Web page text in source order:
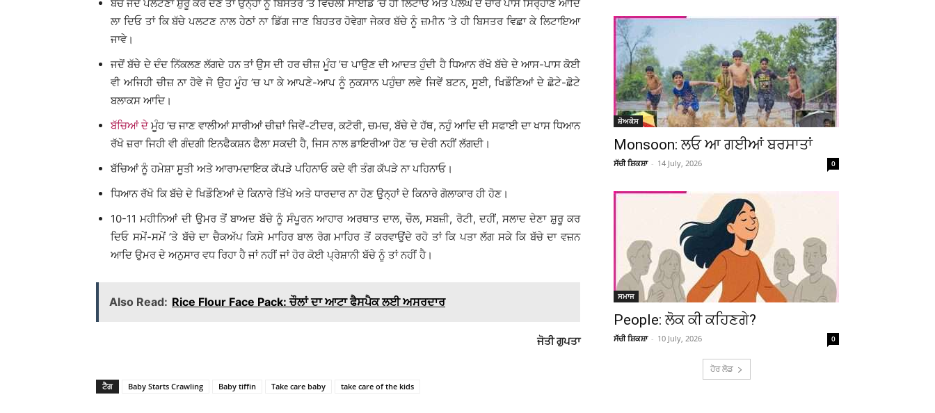
ਬੱਚੇ ਜਦੋਂ ਪਲਟਣਾ ਸ਼ੁਰੂ ਕਰ ਦੇਣ ਤਾਂ ਉਨ੍ਹਾਂ ਨੂੰ ਬਿਸਤਰ ’ਤੇ ਵਿਚਲੀ ਸਾਈਡ ’ਚ ਹੀ ਲਿਟਾਓ ਅਤੇ ਪਲੰਘ ਦੇ ਚਾਰੇ ਪਾਸੇ ਸਿਰ੍ਹਾਣੇ ਆਦਿ
ਲਾ ਦਿਓ ਤਾਂ ਕਿ ਬੱਚੇ ਪਲਟਣ ਨਾਲ ਹੇਠਾਂ ਨਾ ਡਿੱਗ ਜਾਣ ਬਿਹਤਰ ਹੋਵੇਗਾ ਜੇਕਰ ਬੱਚੇ ਨੂੰ ਜ਼ਮੀਨ ’ਤੇ ਹੀ ਬਿਸਤਰ ਵਿਛਾ ਕੇ ਲਿਟਾਇਆ
ਜਾਵੇ।
ਜਦੋਂ ਬੱਚੇ ਦੇ ਦੰਦ ਨਿੱਕਲਣ ਲੱਗਦੇ ਹਨ ਤਾਂ ਉਸ ਦੀ ਹਰ ਚੀਜ਼ ਮੂੰਹ ’ਚ ਪਾਉਣ ਦੀ ਆਦਤ ਹੁੰਦੀ ਹੈ ਧਿਆਨ ਰੱਖੋ ਬੱਚੇ ਦੇ ਆਸ-ਪਾਸ ਕੋਈ
ਵੀ ਅਜਿਹੀ ਚੀਜ਼ ਨਾ ਹੋਵੇ ਜੋ ਉਹ ਮੂੰਹ ’ਚ ਪਾ ਕੇ ਆਪਣੇ-ਆਪ ਨੂੰ ਨੁਕਸਾਨ ਪਹੁੰਚਾ ਲਵੇ ਜਿਵੇਂ ਬਟਨ, ਸੂਈ, ਖਿਡੌਣਿਆਂ ਦੇ ਛੋਟੇ-ਛੋਟੇ
ਬਲਾਕਸ ਆਦਿ।
ਬੱਚਿਆਂ ਦੇ ਮੂੰਹ ’ਚ ਜਾਣ ਵਾਲੀਆਂ ਸਾਰੀਆਂ ਚੀਜ਼ਾਂ ਜਿਵੇਂ-ਟੀਦਰ, ਕਟੋਰੀ, ਚਮਚ, ਬੱਚੇ ਦੇ ਹੱਥ, ਨਹੁੰ ਆਦਿ ਦੀ ਸਫਾਈ ਦਾ ਖਾਸ ਧਿਆਨ
ਰੱਖੋ ਜ਼ਰਾ ਜਿਹੀ ਵੀ ਗੰਦਗੀ ਇਨਫੈਕਸ਼ਨ ਫੈਲਾ ਸਕਦੀ ਹੈ, ਜਿਸ ਨਾਲ ਡਾਇਰੀਆ ਹੋਣ ’ਚ ਦੇਰੀ ਨਹੀਂ ਲੱਗਦੀ।
ਬੱਚਿਆਂ ਨੂੰ ਹਮੇਸ਼ਾ ਸੂਤੀ ਅਤੇ ਆਰਾਮਦਾਇਕ ਕੱਪੜੇ ਪਹਿਨਾਓ ਕਦੇ ਵੀ ਤੰਗ ਕੱਪੜੇ ਨਾ ਪਹਿਨਾਓ।
ਧਿਆਨ ਰੱਖੋ ਕਿ ਬੱਚੇ ਦੇ ਖਿਡੌਣਿਆਂ ਦੇ ਕਿਨਾਰੇ ਤਿੱਖੇ ਅਤੇ ਧਾਰਦਾਰ ਨਾ ਹੋਣ ਉਨ੍ਹਾਂ ਦੇ ਕਿਨਾਰੇ ਗੋਲਾਕਾਰ ਹੀ ਹੋਣ।
10-11 ਮਹੀਨਿਆਂ ਦੀ ਉਮਰ ਤੋਂ ਬਾਅਦ ਬੱਚੇ ਨੂੰ ਸੰਪੂਰਨ ਆਹਾਰ ਅਰਥਾਤ ਦਾਲ, ਚੌਲ, ਸਬਜ਼ੀ, ਰੋਟੀ, ਦਹੀਂ, ਸਲਾਦ ਦੇਣਾ ਸ਼ੁਰੂ ਕਰ
ਦਿਓ ਸਮੇਂ-ਸਮੇਂ ’ਤੇ ਬੱਚੇ ਦਾ ਚੈਕਅੱਪ ਕਿਸੇ ਮਾਹਿਰ ਬਾਲ ਰੋਗ ਮਾਹਿਰ ਤੋਂ ਕਰਵਾਉਂਦੇ ਰਹੋ ਤਾਂ ਕਿ ਪਤਾ ਲੱਗ ਸਕੇ ਕਿ ਬੱਚੇ ਦਾ ਵਜ਼ਨ
ਆਦਿ ਉਮਰ ਦੇ ਅਨੁਸਾਰ ਵਧ ਰਿਹਾ ਹੈ ਜਾਂ ਨਹੀਂ ਜਾਂ ਹੋਰ ਕੋਈ ਪ੍ਰੇਸ਼ਾਨੀ ਬੱਚੇ ਨੂੰ ਤਾਂ ਨਹੀਂ ਹੈ।
Also Read: Rice Flour Face Pack: ਚੌਲਾਂ ਦਾ ਆਟਾ ਫੈਸਪੈਕ ਲਈ ਅਸਰਦਾਰ
ਜੋਤੀ ਗੁਪਤਾ
ਟੈਗ Baby Starts Crawling Baby tiffin Take care baby take care of the kids
ਸ਼ੋਅਕੇਸ
Monsoon: ਲਓ ਆ ਗਈਆਂ ਬਰਸਾਤਾਂ
ਸੱਚੀ ਸ਼ਿਕਸ਼ਾ - 14 July, 2026 0
ਸਮਾਜ
People: ਲੋਕ ਕੀ ਕਹਿਣਗੇ?
ਸੱਚੀ ਸ਼ਿਕਸ਼ਾ - 10 July, 2026 0
ਹੋਰ ਲੋਡ